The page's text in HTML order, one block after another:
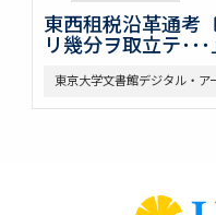
東西租税沿革通考
リ幾分ヲ取立テ･･･
東京大学文書館デジタル・ア